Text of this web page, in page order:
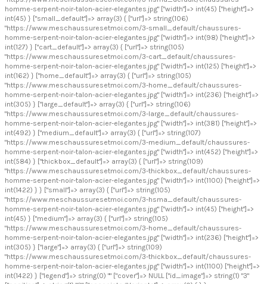
homme-serpent-noir-talon-acier-elegantes.jpg" ["width"]=> int(45) ["height"]=>
int(45) } ["small_default"]=> array(3) { ["url"]=> string(106)
"https://www.meschaussuresetmoi.com/3-small_default/chaussures-
homme-serpent-noir-talon-acier-elegantes.jpg" ["width"]=> int(98) ["height"]=>
int(127) } ["cart_default"]=> array(3) { ["url"]=> string(105)
"https://www.meschaussuresetmoi.com/3-cart_default/chaussures-
homme-serpent-noir-talon-acier-elegantes.jpg" ["width"]=> int(125) ["height"]=>
int(162) } ["home_default"]=> array(3) { ["url"]=> string(105)
"https://www.meschaussuresetmoi.com/3-home_default/chaussures-
homme-serpent-noir-talon-acier-elegantes.jpg" ["width"]=> int(236) ["height"]=>
int(305) } ["large_default"]=> array(3) { ["url"]=> string(106)
"https://www.meschaussuresetmoi.com/3-large_default/chaussures-
homme-serpent-noir-talon-acier-elegantes.jpg" ["width"]=> int(381) ["height"]=>
int(492) } ["medium_default"]=> array(3) { ["url"]=> string(107)
"https://www.meschaussuresetmoi.com/3-medium_default/chaussures-
homme-serpent-noir-talon-acier-elegantes.jpg" ["width"]=> int(452) ["height"]=>
int(584) } ["thickbox_default"]=> array(3) { ["url"]=> string(109)
"https://www.meschaussuresetmoi.com/3-thickbox_default/chaussures-
homme-serpent-noir-talon-acier-elegantes.jpg" ["width"]=> int(1100) ["height"]=>
int(1422) } } ["small"]=> array(3) { ["url"]=> string(105)
"https://www.meschaussuresetmoi.com/3-hsma_default/chaussures-
homme-serpent-noir-talon-acier-elegantes.jpg" ["width"]=> int(45) ["height"]=>
int(45) } ["medium"]=> array(3) { ["url"]=> string(105)
"https://www.meschaussuresetmoi.com/3-home_default/chaussures-
homme-serpent-noir-talon-acier-elegantes.jpg" ["width"]=> int(236) ["height"]=>
int(305) } ["large"]=> array(3) { ["url"]=> string(109)
"https://www.meschaussuresetmoi.com/3-thickbox_default/chaussures-
homme-serpent-noir-talon-acier-elegantes.jpg" ["width"]=> int(1100) ["height"]=>
int(1422) } ["legend"]=> string(0) "" ["cover"]=> NULL ["id_image"]=> string(1) "3"